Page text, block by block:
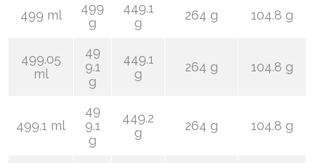
499 ml
499
g
449.1
g
264 g 104.8 g
499.05
ml
49
9.1
g
449.1
g
264 g 104.8 g
499.1 ml
49
9.1
g
449.2
g
264 g 104.8 g